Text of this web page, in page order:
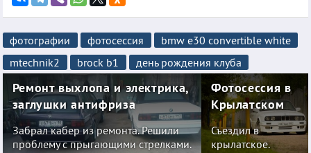
фотографии фотосессия
bmw e30 convertible white
mtechnik2
brock b1 день рождения клуба
Ремонт выхлопа и электрика,
заглушки антифриза
Забрал кабер из ремонта. Решили
проблему с прыгающими стрелками.
Фотосессия в
Крылатском
Съездил в
крылатское.